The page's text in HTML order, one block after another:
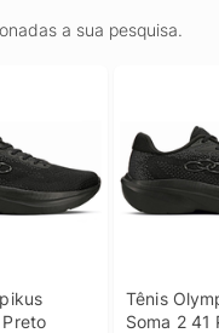
a sua pesquisa.
Tênis
Soma 2 41